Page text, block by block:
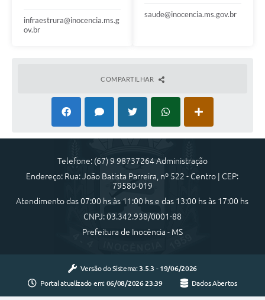
infraestrura@inocencia.ms.g
ov.br
saude@inocencia.ms.gov.br
COMPARTILHAR
Telefone: (67) 9 98737264 Administração
Endereço: Rua: João Batista Parreira, nº 522 - Centro | CEP:
79580-019
Atendimento das 07:00 hs às 11:00 hs e das 13:00 hs às 17:00 hs
CNPJ: 03.342.938/0001-88
Prefeitura de Inocência - MS
Versão do Sistema: 3.5.3 - 19/06/2026
Portal atualizado em: 06/08/2026 23:39 Dados Abertos